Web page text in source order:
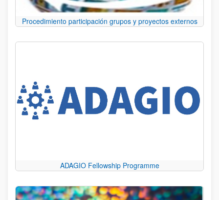
Procedimiento participación grupos y proyectos externos
ADAGIO Fellowship Programme